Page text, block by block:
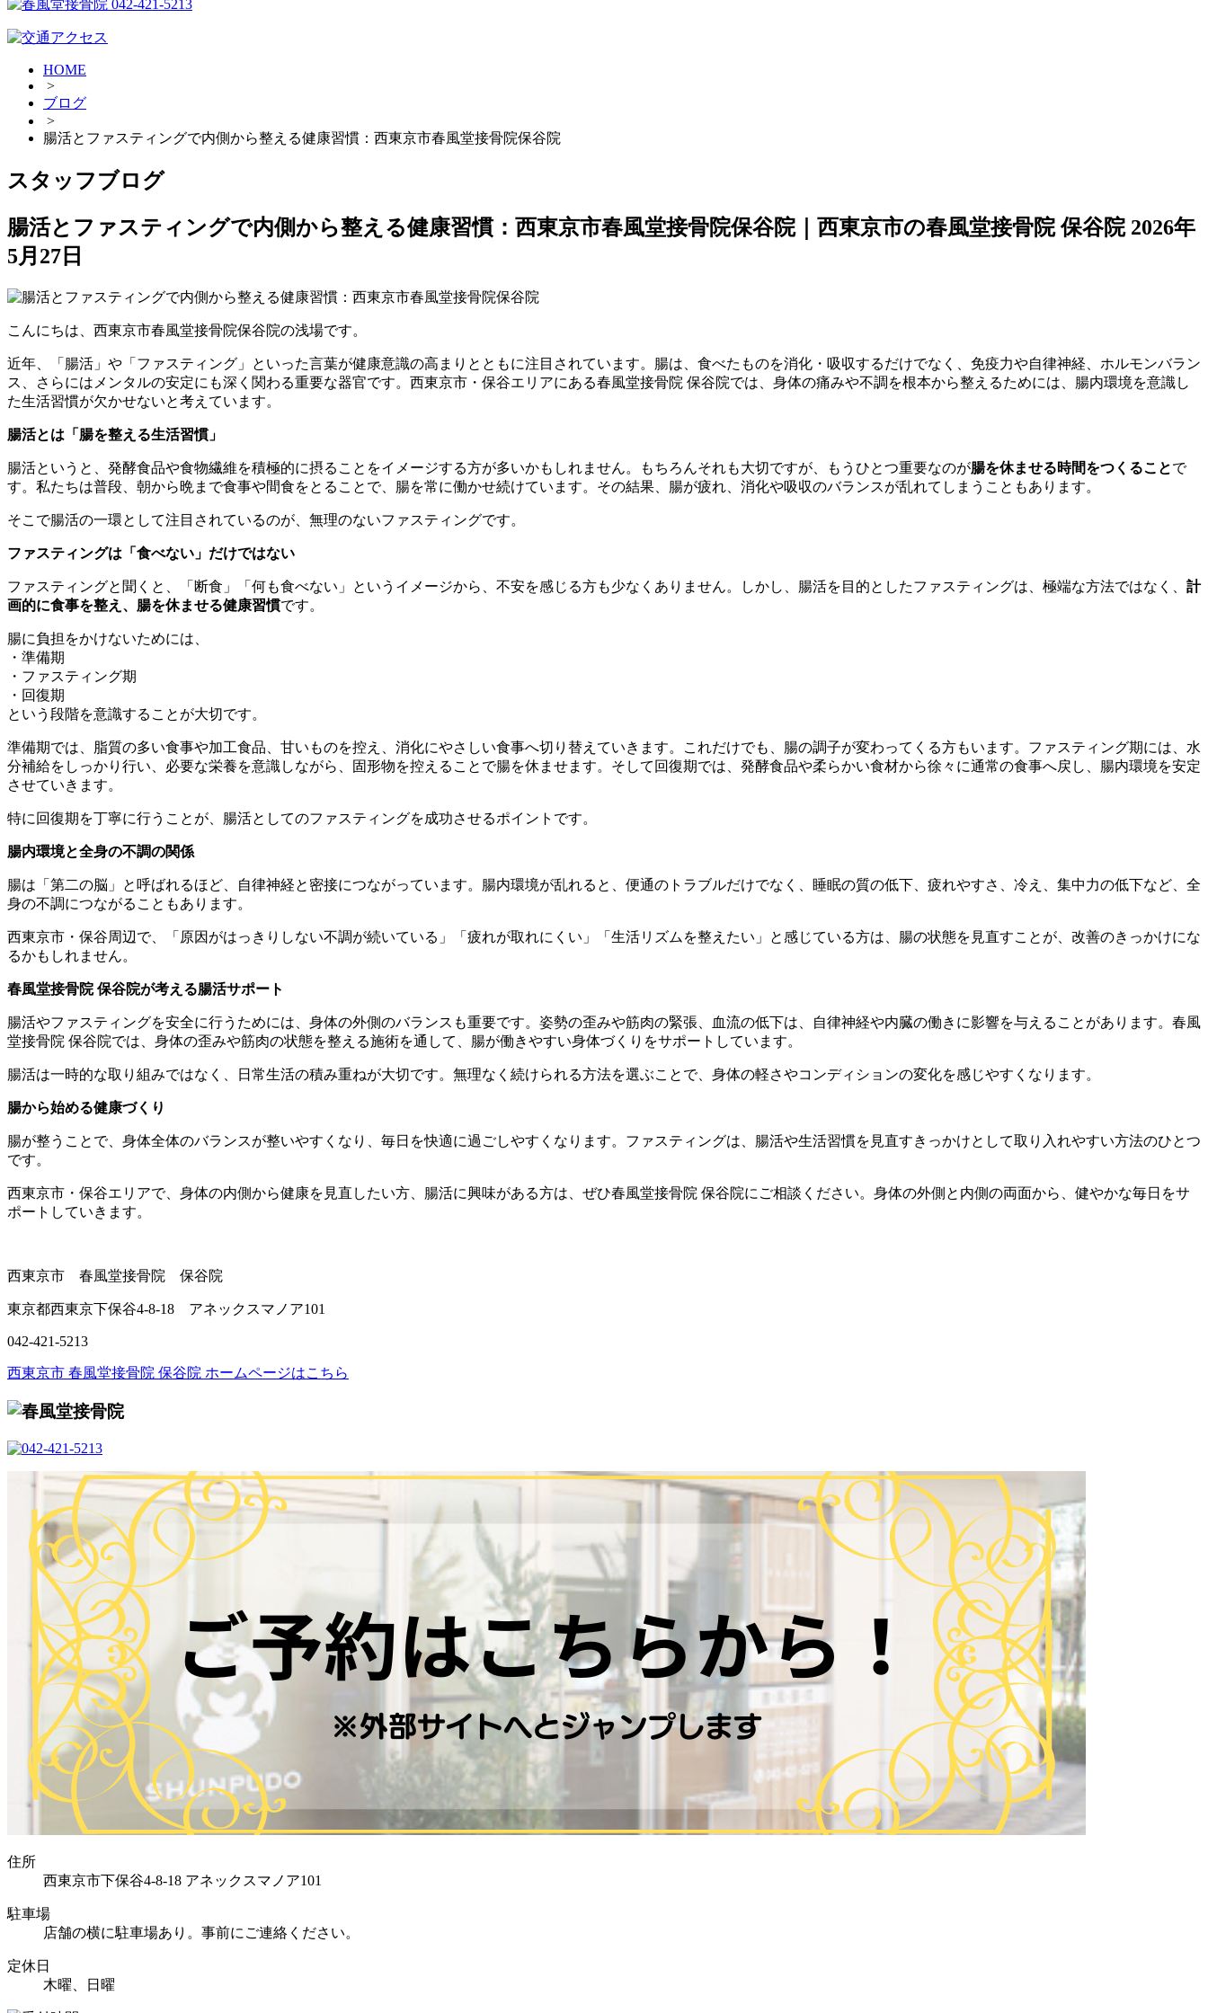
HOME
>
ブログ
>
腸活とファスティングで内側から整える健康習慣：西東京市春風堂接骨院保谷院
スタッフブログ
腸活とファスティングで内側から整える健康習慣：西東京市春風堂接骨院保谷院｜西東京市の春風堂接骨院 保谷院 2026年
5月27日
こんにちは、西東京市春風堂接骨院保谷院の浅場です。
近年、「腸活」や「ファスティング」といった言葉が健康意識の高まりとともに注目されています。腸は、食べたものを消化・吸収するだけでなく、免疫力や自律神経、ホルモンバラン
ス、さらにはメンタルの安定にも深く関わる重要な器官です。西東京市・保谷エリアにある春風堂接骨院 保谷院では、身体の痛みや不調を根本から整えるためには、腸内環境を意識し
た生活習慣が欠かせないと考えています。
腸活とは「腸を整える生活習慣」
腸活というと、発酵食品や食物繊維を積極的に摂ることをイメージする方が多いかもしれません。もちろんそれも大切ですが、もうひとつ重要なのが腸を休ませる時間をつくることで
す。私たちは普段、朝から晩まで食事や間食をとることで、腸を常に働かせ続けています。その結果、腸が疲れ、消化や吸収のバランスが乱れてしまうこともあります。
そこで腸活の一環として注目されているのが、無理のないファスティングです。
ファスティングは「食べない」だけではない
ファスティングと聞くと、「断食」「何も食べない」というイメージから、不安を感じる方も少なくありません。しかし、腸活を目的としたファスティングは、極端な方法ではなく、 計
画的に食事を整え、腸を休ませる健康習慣です。
腸に負担をかけないためには、
・準備期
・ファスティング期
・回復期
という段階を意識することが大切です。
準備期では、脂質の多い食事や加工食品、甘いものを控え、消化にやさしい食事へ切り替えていきます。これだけでも、腸の調子が変わってくる方もいます。ファスティング期には、水
分補給をしっかり行い、必要な栄養を意識しながら、固形物を控えることで腸を休ませます。そして回復期では、発酵食品や柔らかい食材から徐々に通常の食事へ戻し、腸内環境を安定
させていきます。
特に回復期を丁寧に行うことが、腸活としてのファスティングを成功させるポイントです。
腸内環境と全身の不調の関係
腸は「第二の脳」と呼ばれるほど、自律神経と密接につながっています。腸内環境が乱れると、便通のトラブルだけでなく、睡眠の質の低下、疲れやすさ、冷え、集中力の低下など、全
身の不調につながることもあります。
西東京市・保谷周辺で、「原因がはっきりしない不調が続いている」「疲れが取れにくい」「生活リズムを整えたい」と感じている方は、腸の状態を見直すことが、改善のきっかけにな
るかもしれません。
春風堂接骨院 保谷院が考える腸活サポート
腸活やファスティングを安全に行うためには、身体の外側のバランスも重要です。姿勢の歪みや筋肉の緊張、血流の低下は、自律神経や内臓の働きに影響を与えることがあります。春風
堂接骨院 保谷院では、身体の歪みや筋肉の状態を整える施術を通して、腸が働きやすい身体づくりをサポートしています。
腸活は一時的な取り組みではなく、日常生活の積み重ねが大切です。無理なく続けられる方法を選ぶことで、身体の軽さやコンディションの変化を感じやすくなります。
腸から始める健康づくり
腸が整うことで、身体全体のバランスが整いやすくなり、毎日を快適に過ごしやすくなります。ファスティングは、腸活や生活習慣を見直すきっかけとして取り入れやすい方法のひとつ
です。
西東京市・保谷エリアで、身体の内側から健康を見直したい方、腸活に興味がある方は、ぜひ春風堂接骨院 保谷院にご相談ください。身体の外側と内側の両面から、健やかな毎日をサ
ポートしていきます。
西東京市 春風堂接骨院 保谷院
東京都西東京下保谷4-8-18 アネックスマノア101
042-421-5213
西東京市 春風堂接骨院 保谷院 ホームページはこちら
住所
西東京市下保谷4-8-18 アネックスマノア101
駐車場
店舗の横に駐車場あり。事前にご連絡ください。
定休日
木曜、日曜